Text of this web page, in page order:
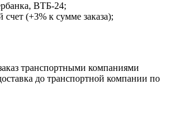
ВТБ-24;
(+3% к сумме заказа);
транспортными компаниями
до транспортной компании по